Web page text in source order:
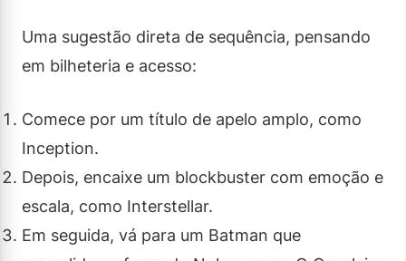
Uma sugestão direta de sequência, pensando
em bilheteria e acesso:
Comece por um título de apelo amplo, como
Inception.
Depois, encaixe um blockbuster com emoção e
escala, como Interstellar.
Em seguida, vá para um Batman que